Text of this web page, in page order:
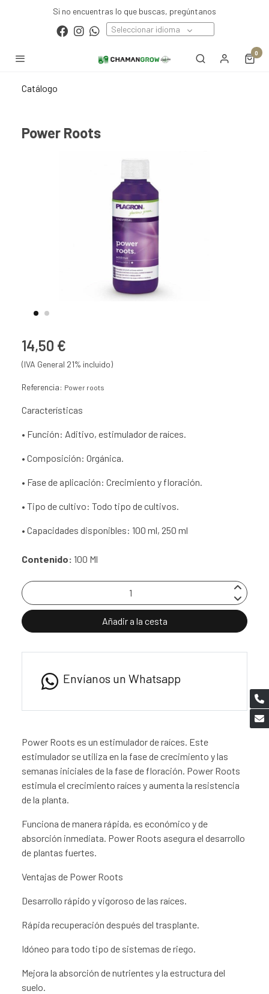
Si no encuentras lo que buscas, pregúntanos
Seleccionar idioma
0
Catálogo
Power Roots
14,50 €
(IVA General 21% incluido)
Referencia: Power roots
Características
• Función: Aditivo, estimulador de raíces.
• Composición: Orgánica.
• Fase de aplicación: Crecimiento y floración.
• Tipo de cultivo: Todo tipo de cultivos.
• Capacidades disponibles: 100 ml, 250 ml
Contenido: 100 Ml
Añadir a la cesta
Envíanos un Whatsapp
Power Roots es un estimulador de raíces. Este
estimulador se utiliza en la fase de crecimiento y las
semanas iniciales de la fase de floración. Power Roots
estimula el crecimiento raíces y aumenta la resistencia
de la planta.
Funciona de manera rápida, es económico y de
absorción inmediata. Power Roots asegura el desarrollo
de plantas fuertes.
Ventajas de Power Roots
Desarrollo rápido y vigoroso de las raíces.
Rápida recuperación después del trasplante.
Idóneo para todo tipo de sistemas de riego.
Mejora la absorción de nutrientes y la estructura del
suelo.